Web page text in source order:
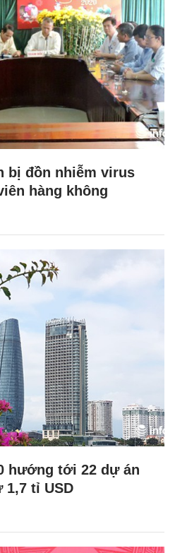
bị đồn nhiễm virus
hàng không
hướng tới 22 dự án
tỉ USD